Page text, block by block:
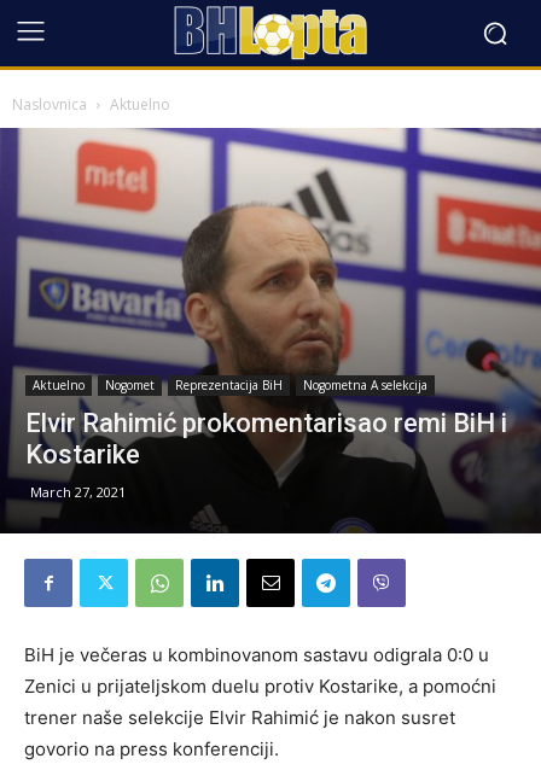
Naslovnica Aktuelno
Aktuelno Nogomet Reprezentacija BiH Nogometna A selekcija
Elvir Rahimić prokomentarisao remi BiH i
Kostarike
March 27, 2021
BiH je večeras u kombinovanom sastavu odigrala 0:0 u
Zenici u prijateljskom duelu protiv Kostarike, a pomoćni
trener naše selekcije Elvir Rahimić je nakon susret
govorio na press konferenciji.